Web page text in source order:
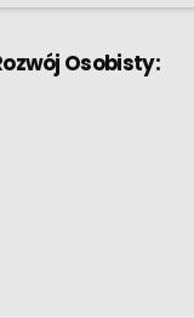
Osobisty: